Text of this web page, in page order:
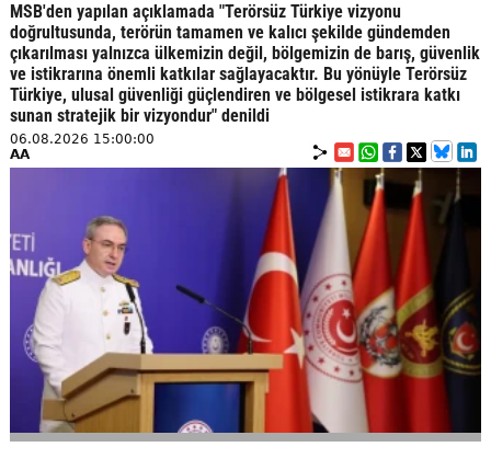
MSB'den yapılan açıklamada "Terörsüz Türkiye vizyonu
doğrultusunda, terörün tamamen ve kalıcı şekilde gündemden
çıkarılması yalnızca ülkemizin değil, bölgemizin de barış, güvenlik
ve istikrarına önemli katkılar sağlayacaktır. Bu yönüyle Terörsüz
Türkiye, ulusal güvenliği güçlendiren ve bölgesel istikrara katkı
sunan stratejik bir vizyondur" denildi
06.08.2026 15:00:00
AA